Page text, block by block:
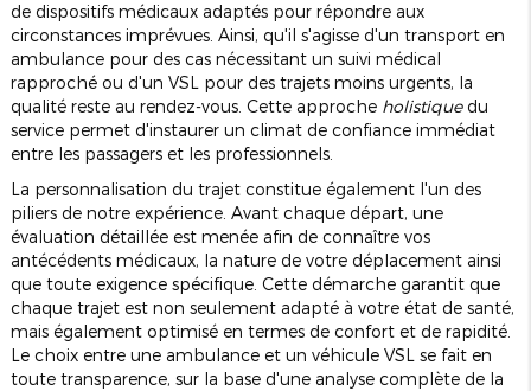
de dispositifs médicaux adaptés pour répondre aux
circonstances imprévues. Ainsi, qu'il s'agisse d'un transport en
ambulance pour des cas nécessitant un suivi médical
rapproché ou d'un VSL pour des trajets moins urgents, la
qualité reste au rendez-vous. Cette approche holistiquedu
service permet d'instaurer un climat de confiance immédiat
entre les passagers et les professionnels.
La personnalisation du trajet constitue également l'un des
piliers de notre expérience. Avant chaque départ, une
évaluation détaillée est menée afin de connaître vos
antécédents médicaux, la nature de votre déplacement ainsi
que toute exigence spécifique. Cette démarche garantit que
chaque trajet est non seulement adapté à votre état de santé,
mais également optimisé en termes de confort et de rapidité.
Le choix entre une ambulance et un véhicule VSL se fait en
toute transparence, sur la base d'une analyse complète de la